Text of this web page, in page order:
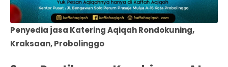
Penyedia jasa Katering Aqiqah Rondokuning,
Kraksaan, Probolinggo